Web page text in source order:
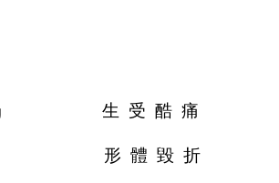
thống 生 受 酷 痛
chiết 形 體 毀 折